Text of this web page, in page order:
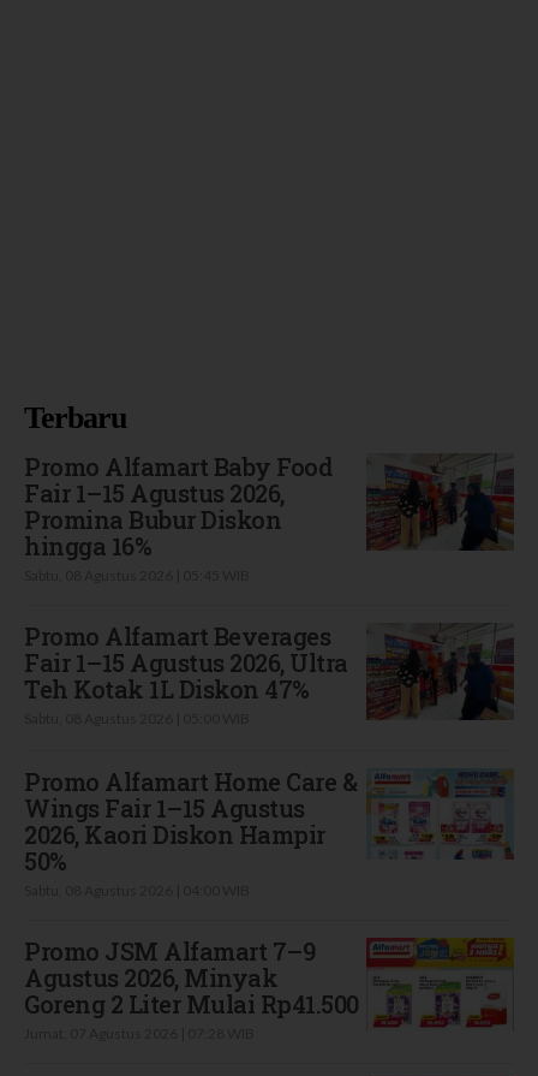
Terbaru
Promo Alfamart Baby Food
Fair 1–15 Agustus 2026,
Promina Bubur Diskon
hingga 16%
Promo Alfamart Beverages
Fair 1–15 Agustus 2026, Ultra
Teh Kotak 1L Diskon 47%
Promo Alfamart Home Care &
Wings Fair 1–15 Agustus
2026, Kaori Diskon Hampir
50%
Promo JSM Alfamart 7–9
Agustus 2026, Minyak
Goreng 2 Liter Mulai Rp41.500